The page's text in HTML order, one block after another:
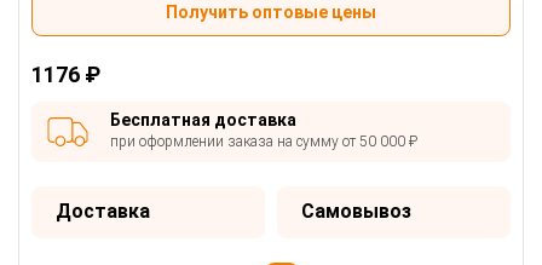
Получить оптовые цены
1176 ₽
Бесплатная доставка
при оформлении заказа на сумму от 50 000 ₽
Доставка Самовывоз